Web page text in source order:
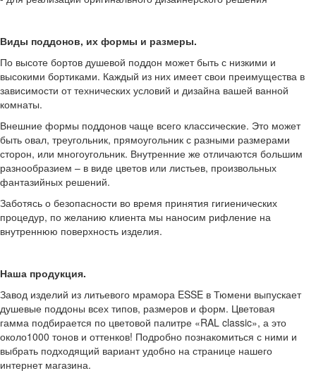
Виды поддонов, их формы и размеры.
По высоте бортов душевой поддон может быть с низкими и
высокими бортиками. Каждый из них имеет свои преимущества в
зависимости от технических условий и дизайна вашей ванной
комнаты.
Внешние формы поддонов чаще всего классические. Это может
быть овал, треугольник, прямоугольник с разными размерами
сторон, или многоугольник. Внутренние же отличаются большим
разнообразием – в виде цветов или листьев, произвольных
фантазийных решений.
Заботясь о безопасности во время принятия гигиенических
процедур, по желанию клиента мы наносим рифление на
внутреннюю поверхность изделия.
Наша продукция.
Завод изделий из литьевого мрамора ESSE в Тюмени выпускает
душевые поддоны всех типов, размеров и форм. Цветовая
гамма подбирается по цветовой палитре «RAL classic», а это
около1000 тонов и оттенков! Подробно познакомиться с ними и
выбрать подходящий вариант удобно на странице нашего
интернет магазина.